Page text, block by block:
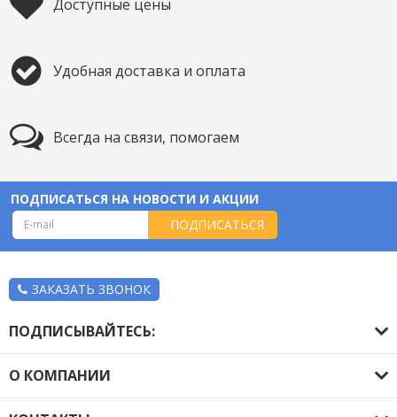
Доступные цены
Удобная доставка и оплата
Всегда на связи, помогаем
ПОДПИСАТЬСЯ НА НОВОСТИ И АКЦИИ
ПОДПИСАТЬСЯ
ЗАКАЗАТЬ ЗВОНОК
ПОДПИСЫВАЙТЕСЬ:
О КОМПАНИИ